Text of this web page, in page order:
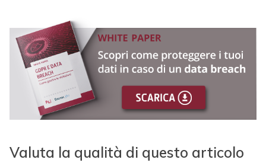
Valuta la qualità di questo articolo